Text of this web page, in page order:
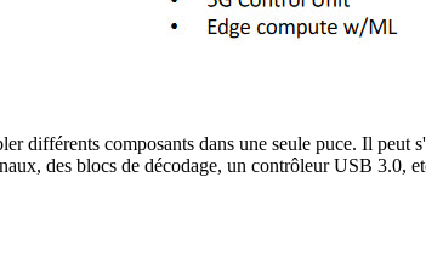
différents composants dans une seule puce. Il
des blocs de décodage, un contrôleur USB 3.0,